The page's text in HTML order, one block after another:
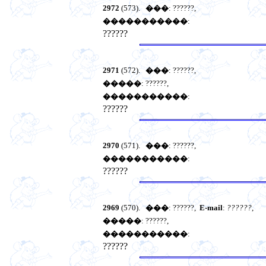
2972 (573). ���: ??????,
�����������:
??????
2971 (572).���: ??????,
�����: ??????,
�����������:
??????
2970 (571).���: ??????,
�����������:
??????
2969 (570).���: ??????, E-mail: ??????,
�����: ??????,
�����������:
??????